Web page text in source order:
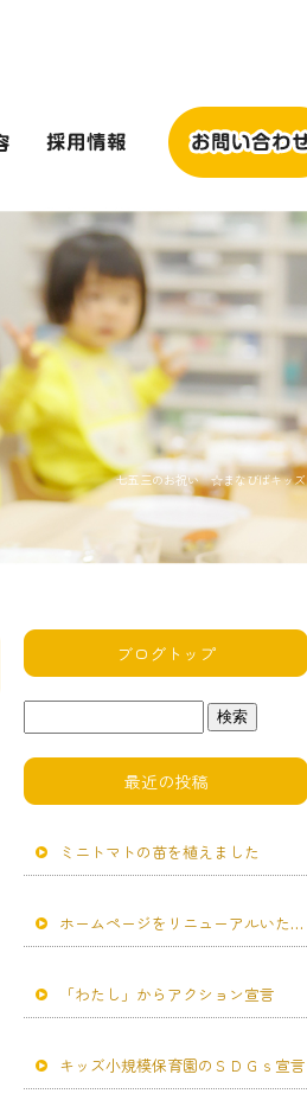
七五三のお祝い ☆まなびばキッズ
ブログトップ
最近の投稿
ミニトマトの苗を植えました
ホームページをリニューアルいたしました。
「わたし」からアクション宣言
キッズ小規模保育園のＳＤＧｓ宣言